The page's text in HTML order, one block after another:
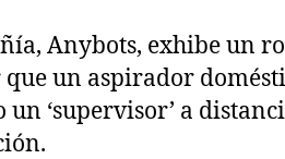
Anybots, exhibe un
un aspirador
un ‘supervisor’ a